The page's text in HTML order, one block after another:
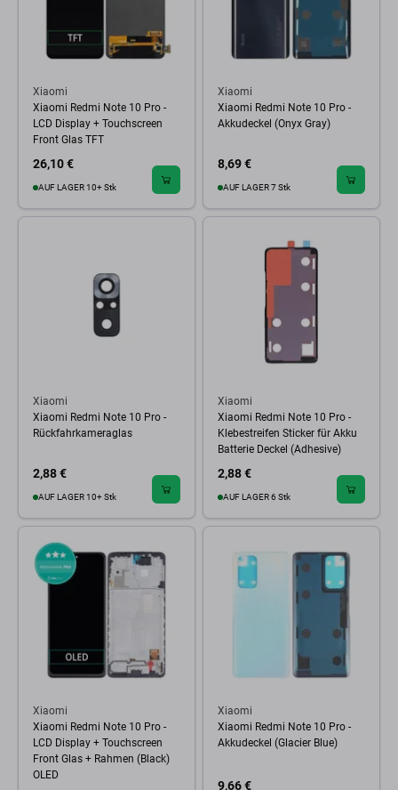
Xiaomi
Xiaomi Redmi Note 10 Pro -
LCD Display + Touchscreen
Front Glas TFT
26,10 €
AUF LAGER 10+ Stk
Xiaomi
Xiaomi Redmi Note 10 Pro -
Akkudeckel (Onyx Gray)
8,69 €
AUF LAGER 7 Stk
Xiaomi
Xiaomi Redmi Note 10 Pro -
Rückfahrkameraglas
2,88 €
AUF LAGER 10+ Stk
Xiaomi
Xiaomi Redmi Note 10 Pro -
Klebestreifen Sticker für Akku
Batterie Deckel (Adhesive)
2,88 €
AUF LAGER 6 Stk
Xiaomi
Xiaomi Redmi Note 10 Pro -
LCD Display + Touchscreen
Front Glas + Rahmen (Black)
OLED
Xiaomi
Xiaomi Redmi Note 10 Pro -
Akkudeckel (Glacier Blue)
9,66 €